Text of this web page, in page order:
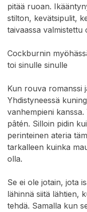
pitää ruoan.
stilton, kevätsipulit,
taivaassa valmistettu
Cockburnin
toi sinulle sinulle
Kun rouva romanssi
Yhdistyneessä
vanhempieni kanssa.
pâtén. Silloin pidin
perinteinen ateria
tarkalleen kuinka
olla.
Se ei ole jotain, jota
lähinnä siitä lähtien,
tehdä. Samalla kun